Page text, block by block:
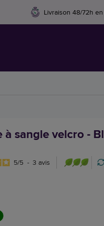
Livraison 48/72h
à sangle velcro -
5/5 - 3 avis